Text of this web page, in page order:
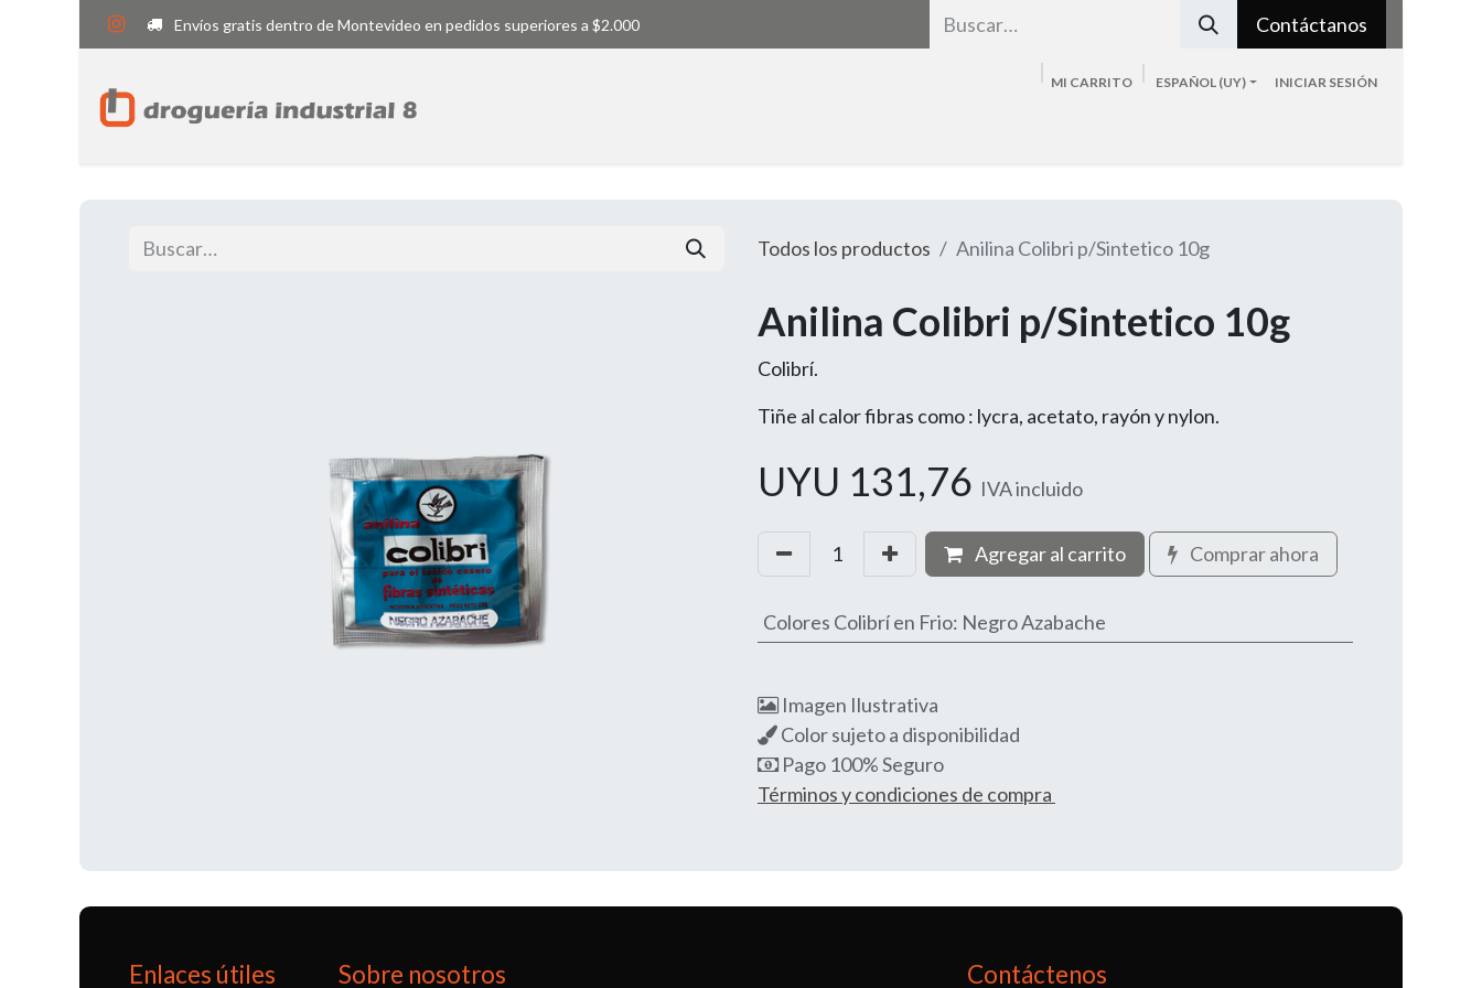
Envíos gratis dentro de Montevideo en pedidos superiores a $2.000 Contáctanos
MI CARRITO ESPAÑOL (UY) INICIAR SESIÓN
Todos los productos Anilina Colibri p/Sintetico 10g
Anilina Colibri p/Sintetico 10g
Colibrí.
Tiñe al calor fibras como : lycra, acetato, rayón y nylon.
UYU 131,76 IVA incluido
Agregar al carrito Comprar ahora
Colores Colibrí en Frio: Negro Azabache
Imagen Ilustrativa
Color sujeto a disponibilidad
Pago 100% Seguro
Términos y condiciones de compra
Enlaces útiles Sobre nosotros Contáctenos